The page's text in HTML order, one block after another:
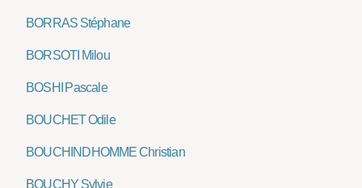
BORRAS Stéphane
BORSOTI Milou
BOSHI Pascale
BOUCHET Odile
BOUCHINDHOMME Christian
BOUCHY Sylvie